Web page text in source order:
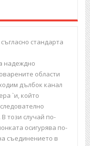
стандарта
надеждно
области
дълбок канал
`и, който
този случай по-
осигурява по-
съединението в